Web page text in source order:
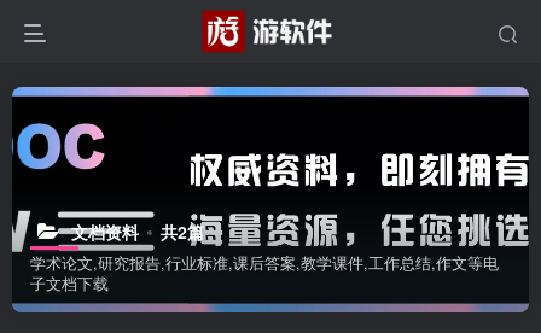
文档资料 共2篇
学术论文,研究报告,行业标准,课后答案,教学课件,工作总结,作文等电
子文档下载